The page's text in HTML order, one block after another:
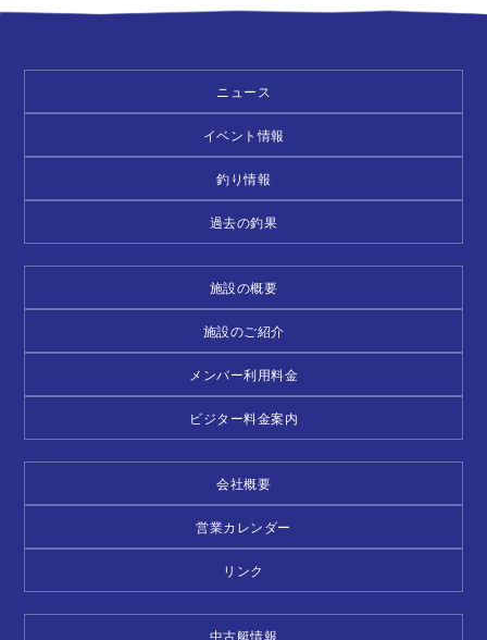
ニュース
イベント情報
釣り情報
過去の釣果
施設の概要
施設のご紹介
メンバー利用料金
ビジター料金案内
会社概要
営業カレンダー
リンク
中古艇情報